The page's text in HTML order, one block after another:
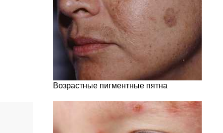
Возрастные пигментные пятна